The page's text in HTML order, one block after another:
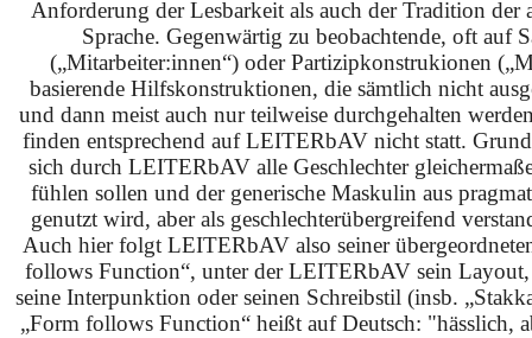
Anforderung der Lesbarkeit als auch der Tradition der
Sprache. Gegenwärtig zu beobachtende, oft auf
(„Mitarbeiter:innen“) oder Partizipkonstrukionen
basierende Hilfskonstruktionen, die sämtlich nicht
und dann meist auch nur teilweise durchgehalten
finden entsprechend auf LEITERbAV nicht statt.
sich durch LEITERbAV alle Geschlechter
fühlen sollen und der generische Maskulin aus
genutzt wird, aber als geschlechterübergreifend
Auch hier folgt LEITERbAV also seiner
follows Function“, unter der LEITERbAV sein Layout,
seine Interpunktion oder seinen Schreibstil (insb.
„Form follows Function“ heißt auf Deutsch: "hässlich,